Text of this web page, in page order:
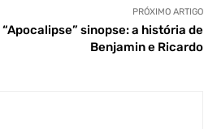
PRÓXIMO ARTIGO
sinopse: a história de
Benjamin e Ricardo